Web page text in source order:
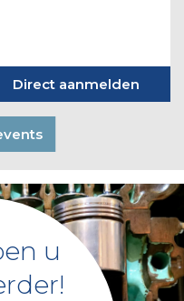
Direct aanmelden
u